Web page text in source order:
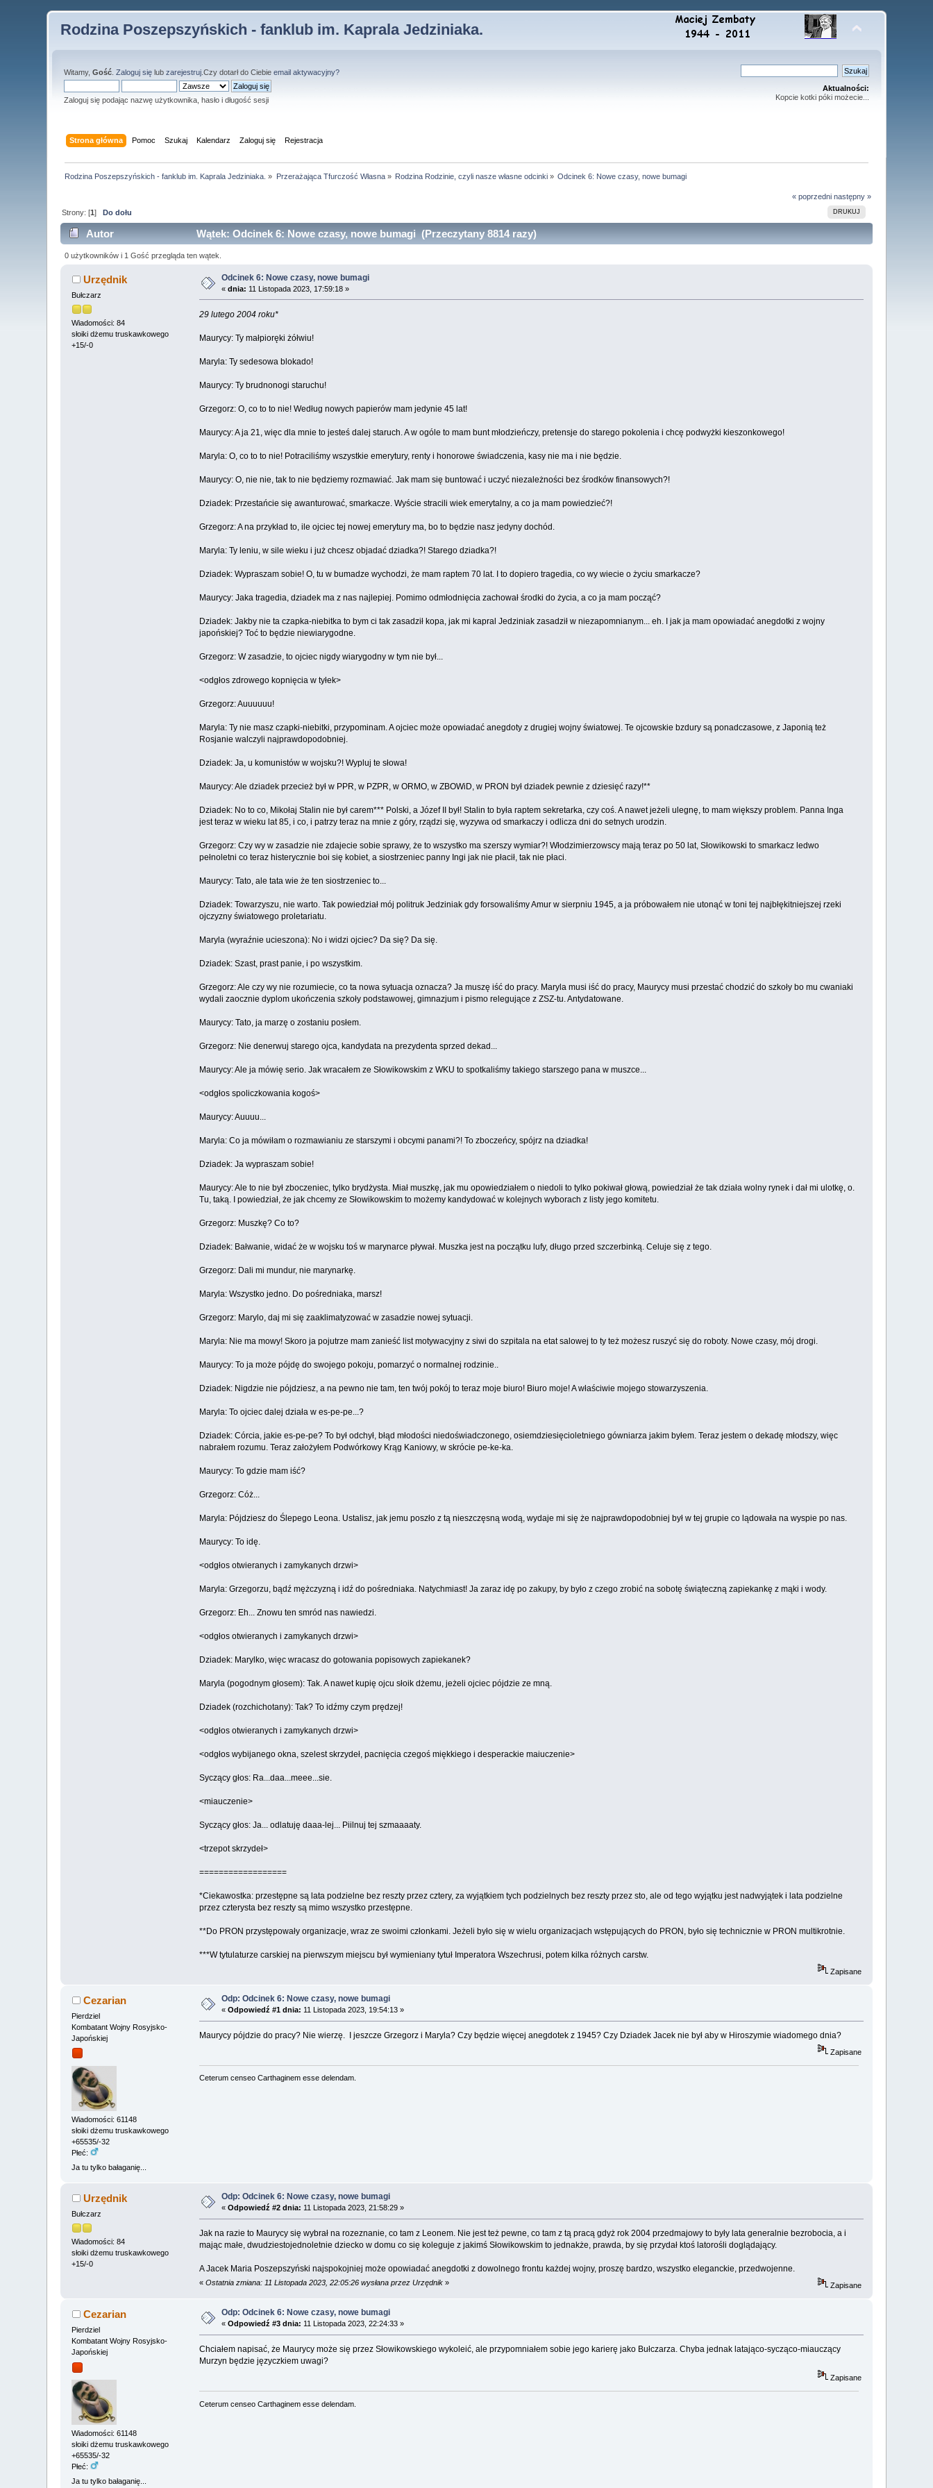
Rodzina Poszepszyńskich - fanklub im. Kaprala Jedziniaka.
Witamy,Gość .Zaloguj się lubzarejestruj .Czy dotarł do Ciebieemail aktywacyjny?
Zaloguj się podając nazwę użytkownika, hasło i długość sesji
Aktualności:
Kopcie kotki póki możecie...
Strona główna Pomoc Szukaj Kalendarz Zaloguj się Rejestracja
Rodzina Poszepszyńskich - fanklub im. Kaprala Jedziniaka. » Przerażająca Tfurczość Własna» Rodzina Rodzinie, czyli nasze własne odcinki » Odcinek 6: Nowe czasy, nowe bumagi
« poprzedni następny »
DRUKUJ
Strony: [1]Do dołu
Autor Wątek: Odcinek 6: Nowe czasy, nowe bumagi (Przeczytany 8814 razy)
0 użytkowników i 1 Gość przegląda ten wątek.
Urzędnik
Bułczarz
Wiadomości: 84
słoiki dżemu truskawkowego
+15/-0
Odcinek 6: Nowe czasy, nowe bumagi
«dnia: 11 Listopada 2023, 17:59:18 »
29 lutego 2004 roku*
Maurycy: Ty małpioręki żółwiu!
Maryla: Ty sedesowa blokado!
Maurycy: Ty brudnonogi staruchu!
Grzegorz: O, co to to nie! Według nowych papierów mam jedynie 45 lat!
Maurycy: A ja 21, więc dla mnie to jesteś dalej staruch. A w ogóle to mam bunt młodzieńczy, pretensje do starego pokolenia i chcę podwyżki kieszonkowego!
Maryla: O, co to to nie! Potraciliśmy wszystkie emerytury, renty i honorowe świadczenia, kasy nie ma i nie będzie.
Maurycy: O, nie nie, tak to nie będziemy rozmawiać. Jak mam się buntować i uczyć niezależności bez środków finansowych?!
Dziadek: Przestańcie się awanturować, smarkacze. Wyście stracili wiek emerytalny, a co ja mam powiedzieć?!
Grzegorz: A na przykład to, ile ojciec tej nowej emerytury ma, bo to będzie nasz jedyny dochód.
Maryla: Ty leniu, w sile wieku i już chcesz objadać dziadka?! Starego dziadka?!
Dziadek: Wypraszam sobie! O, tu w bumadze wychodzi, że mam raptem 70 lat. I to dopiero tragedia, co wy wiecie o życiu smarkacze?
Maurycy: Jaka tragedia, dziadek ma z nas najlepiej. Pomimo odmłodnięcia zachował środki do życia, a co ja mam począć?
Dziadek: Jakby nie ta czapka-niebitka to bym ci tak zasadził kopa, jak mi kapral Jedziniak zasadził w niezapomnianym... eh. I jak ja mam opowiadać anegdotki z wojny
japońskiej? Toć to będzie niewiarygodne.
Grzegorz: W zasadzie, to ojciec nigdy wiarygodny w tym nie był...
<odgłos zdrowego kopnięcia w tyłek>
Grzegorz: Auuuuuu!
Maryla: Ty nie masz czapki-niebitki, przypominam. A ojciec może opowiadać anegdoty z drugiej wojny światowej. Te ojcowskie bzdury są ponadczasowe, z Japonią też
Rosjanie walczyli najprawdopodobniej.
Dziadek: Ja, u komunistów w wojsku?! Wypluj te słowa!
Maurycy: Ale dziadek przecież był w PPR, w PZPR, w ORMO, w ZBOWiD, w PRON był dziadek pewnie z dziesięć razy!**
Dziadek: No to co, Mikołaj Stalin nie był carem*** Polski, a Józef II był! Stalin to była raptem sekretarka, czy coś. A nawet jeżeli ulegnę, to mam większy problem. Panna Inga
jest teraz w wieku lat 85, i co, i patrzy teraz na mnie z góry, rządzi się, wyzywa od smarkaczy i odlicza dni do setnych urodzin.
Grzegorz: Czy wy w zasadzie nie zdajecie sobie sprawy, że to wszystko ma szerszy wymiar?! Włodzimierzowscy mają teraz po 50 lat, Słowikowski to smarkacz ledwo
pełnoletni co teraz histerycznie boi się kobiet, a siostrzeniec panny Ingi jak nie płacił, tak nie płaci.
Maurycy: Tato, ale tata wie że ten siostrzeniec to...
Dziadek: Towarzyszu, nie warto. Tak powiedział mój politruk Jedziniak gdy forsowaliśmy Amur w sierpniu 1945, a ja próbowałem nie utonąć w toni tej najbłękitniejszej rzeki
ojczyzny światowego proletariatu.
Maryla (wyraźnie ucieszona): No i widzi ojciec? Da się? Da się.
Dziadek: Szast, prast panie, i po wszystkim.
Grzegorz: Ale czy wy nie rozumiecie, co ta nowa sytuacja oznacza? Ja muszę iść do pracy. Maryla musi iść do pracy, Maurycy musi przestać chodzić do szkoły bo mu cwaniaki
wydali zaocznie dyplom ukończenia szkoły podstawowej, gimnazjum i pismo relegujące z ZSZ-tu. Antydatowane.
Maurycy: Tato, ja marzę o zostaniu posłem.
Grzegorz: Nie denerwuj starego ojca, kandydata na prezydenta sprzed dekad...
Maurycy: Ale ja mówię serio. Jak wracałem ze Słowikowskim z WKU to spotkaliśmy takiego starszego pana w muszce...
<odgłos spoliczkowania kogoś>
Maurycy: Auuuu...
Maryla: Co ja mówiłam o rozmawianiu ze starszymi i obcymi panami?! To zboczeńcy, spójrz na dziadka!
Dziadek: Ja wypraszam sobie!
Maurycy: Ale to nie był zboczeniec, tylko brydżysta. Miał muszkę, jak mu opowiedziałem o niedoli to tylko pokiwał głową, powiedział że tak działa wolny rynek i dał mi ulotkę, o.
Tu, taką. I powiedział, że jak chcemy ze Słowikowskim to możemy kandydować w kolejnych wyborach z listy jego komitetu.
Grzegorz: Muszkę? Co to?
Dziadek: Bałwanie, widać że w wojsku toś w marynarce pływał. Muszka jest na początku lufy, długo przed szczerbinką. Celuje się z tego.
Grzegorz: Dali mi mundur, nie marynarkę.
Maryla: Wszystko jedno. Do pośredniaka, marsz!
Grzegorz: Marylo, daj mi się zaaklimatyzować w zasadzie nowej sytuacji.
Maryla: Nie ma mowy! Skoro ja pojutrze mam zanieść list motywacyjny z siwi do szpitala na etat salowej to ty też możesz ruszyć się do roboty. Nowe czasy, mój drogi.
Maurycy: To ja może pójdę do swojego pokoju, pomarzyć o normalnej rodzinie..
Dziadek: Nigdzie nie pójdziesz, a na pewno nie tam, ten twój pokój to teraz moje biuro! Biuro moje! A właściwie mojego stowarzyszenia.
Maryla: To ojciec dalej działa w es-pe-pe...?
Dziadek: Córcia, jakie es-pe-pe? To był odchył, błąd młodości niedoświadczonego, osiemdziesięcioletniego gówniarza jakim byłem. Teraz jestem o dekadę młodszy, więc
nabrałem rozumu. Teraz założyłem Podwórkowy Krąg Kaniowy, w skrócie pe-ke-ka.
Maurycy: To gdzie mam iść?
Grzegorz: Cóż...
Maryla: Pójdziesz do Ślepego Leona. Ustalisz, jak jemu poszło z tą nieszczęsną wodą, wydaje mi się że najprawdopodobniej był w tej grupie co lądowała na wyspie po nas.
Maurycy: To idę.
<odgłos otwieranych i zamykanych drzwi>
Maryla: Grzegorzu, bądź mężczyzną i idź do pośredniaka. Natychmiast! Ja zaraz idę po zakupy, by było z czego zrobić na sobotę świąteczną zapiekankę z mąki i wody.
Grzegorz: Eh... Znowu ten smród nas nawiedzi.
<odgłos otwieranych i zamykanych drzwi>
Dziadek: Marylko, więc wracasz do gotowania popisowych zapiekanek?
Maryla (pogodnym głosem): Tak. A nawet kupię ojcu słoik dżemu, jeżeli ojciec pójdzie ze mną.
Dziadek (rozchichotany): Tak? To idźmy czym prędzej!
<odgłos otwieranych i zamykanych drzwi>
<odgłos wybijanego okna, szelest skrzydeł, pacnięcia czegoś miękkiego i desperackie maiuczenie>
Syczący głos: Ra...daa...meee...sie.
<miauczenie>
Syczący głos: Ja... odlatuję daaa-lej... Piilnuj tej szmaaaaty.
<trzepot skrzydeł>
==================
*Ciekawostka: przestępne są lata podzielne bez reszty przez cztery, za wyjątkiem tych podzielnych bez reszty przez sto, ale od tego wyjątku jest nadwyjątek i lata podzielne
przez czterysta bez reszty są mimo wszystko przestępne.
**Do PRON przystępowały organizacje, wraz ze swoimi członkami. Jeżeli było się w wielu organizacjach wstępujących do PRON, było się technicznie w PRON multikrotnie.
***W tytulaturze carskiej na pierwszym miejscu był wymieniany tytuł Imperatora Wszechrusi, potem kilka różnych carstw.
Zapisane
Cezarian
Pierdziel
Kombatant Wojny Rosyjsko-
Japońskiej
Wiadomości: 61148
słoiki dżemu truskawkowego
+65535/-32
Płeć:
Ja tu tylko bałaganię...
Odp: Odcinek 6: Nowe czasy, nowe bumagi
«Odpowiedź #1 dnia: 11 Listopada 2023, 19:54:13 »
Maurycy pójdzie do pracy? Nie wierzę. I jeszcze Grzegorz i Maryla? Czy będzie więcej anegdotek z 1945? Czy Dziadek Jacek nie był aby w Hiroszymie wiadomego dnia?
Zapisane
Ceterum censeo Carthaginem esse delendam.
Urzędnik
Bułczarz
Wiadomości: 84
słoiki dżemu truskawkowego
+15/-0
Odp: Odcinek 6: Nowe czasy, nowe bumagi
«Odpowiedź #2 dnia: 11 Listopada 2023, 21:58:29 »
Jak na razie to Maurycy się wybrał na rozeznanie, co tam z Leonem. Nie jest też pewne, co tam z tą pracą gdyż rok 2004 przedmajowy to były lata generalnie bezrobocia, a i
mając małe, dwudziestojednoletnie dziecko w domu co się koleguje z jakimś Słowikowskim to jednakże, prawda, by się przydał ktoś latorośli doglądający.
A Jacek Maria Poszepszyński najspokojniej może opowiadać anegdotki z dowolnego frontu każdej wojny, proszę bardzo, wszystko eleganckie, przedwojenne.
« Ostatnia zmiana: 11 Listopada 2023, 22:05:26 wysłana przez Urzędnik» Zapisane
Cezarian
Pierdziel
Kombatant Wojny Rosyjsko-
Japońskiej
Wiadomości: 61148
słoiki dżemu truskawkowego
+65535/-32
Płeć:
Ja tu tylko bałaganię...
Odp: Odcinek 6: Nowe czasy, nowe bumagi
«Odpowiedź #3 dnia: 11 Listopada 2023, 22:24:33 »
Chciałem napisać, że Maurycy może się przez Słowikowskiego wykoleić, ale przypomniałem sobie jego karierę jako Bułczarza. Chyba jednak latająco-sycząco-miauczący
Murzyn będzie języczkiem uwagi?
Zapisane
Ceterum censeo Carthaginem esse delendam.